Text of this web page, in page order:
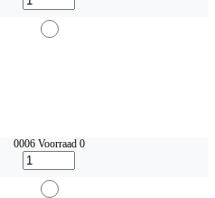
0006 Voorraad 0